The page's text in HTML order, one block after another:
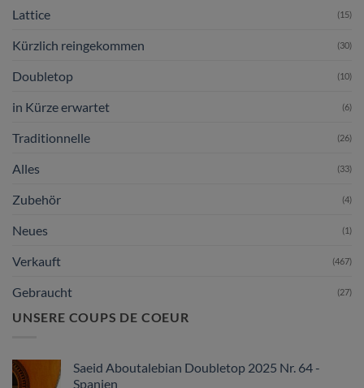
Lattice (15)
Kürzlich reingekommen (30)
Doubletop (10)
in Kürze erwartet (6)
Traditionnelle (26)
Alles (33)
Zubehör (4)
Neues (1)
Verkauft (467)
Gebraucht (27)
UNSERE COUPS DE COEUR
Saeid Aboutalebian Doubletop 2025 Nr. 64 -
Spanien